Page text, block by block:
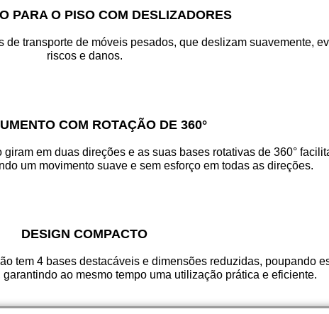
PARA O PISO COM DESLIZADORES
de transporte de móveis pesados, que deslizam suavemente,
riscos e danos.
COM ROTAÇÃO DE 360°
em duas direções e as suas bases rotativas de 360°
um movimento suave e sem esforço em todas as direções.
DESIGN COMPACTO
tem 4 bases destacáveis e dimensões reduzidas, poupando
ao mesmo tempo uma utilização prática e eficiente.